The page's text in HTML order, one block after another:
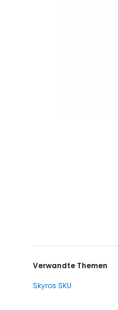
Verwandte Themen
Skyros SKU